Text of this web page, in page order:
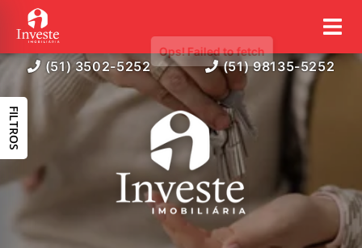
(51) 3502-5252 (51) 98135-5252
FILTROS